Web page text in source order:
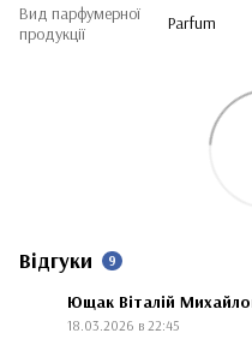
Вид парфумерної
продукції
Parfum
Відгуки 9
Ющак Віталій
18.03.2026 в 22:45